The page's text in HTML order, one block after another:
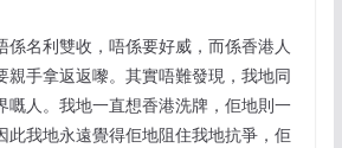
係名利雙收，唔係要好威，而係香港人
親手拿返返嚟。其實唔難發現，我地同
嘅人。我地一直想香港洗牌，佢地則一
此我地永遠覺得佢地阻住我地抗爭，佢